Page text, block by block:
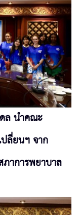
ล นำคณะ
ลี่ยนฯ จาก
ภาการพยาบาล